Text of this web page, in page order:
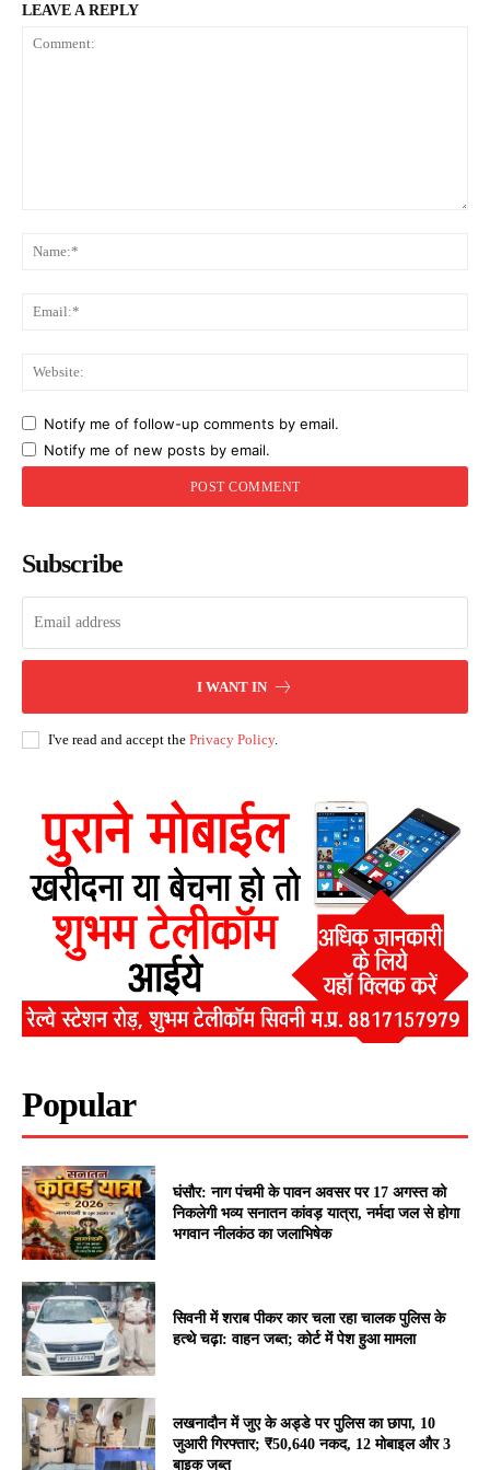
LEAVE A REPLY
Notify me of follow-up comments by email.
Notify me of new posts by email.
Subscribe
I WANT IN
I've read and accept the Privacy Policy.
Popular
घंसौर: नाग पंचमी के पावन अवसर पर 17 अगस्त को
निकलेगी भव्य सनातन कांवड़ यात्रा, नर्मदा जल से होगा
भगवान नीलकंठ का जलाभिषेक
सिवनी में शराब पीकर कार चला रहा चालक पुलिस के
हत्थे चढ़ा: वाहन जब्त; कोर्ट में पेश हुआ मामला
लखनादौन में जुए के अड्डे पर पुलिस का छापा, 10
जुआरी गिरफ्तार; ₹50,640 नकद, 12 मोबाइल और 3
बाइक जब्त